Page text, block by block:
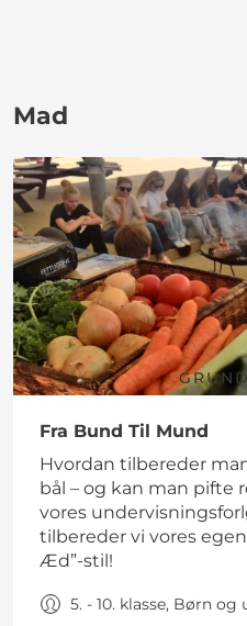
Mad
Fra Bund Til Mund
Hvordan tilbereder
bål – og kan man pifte
vores
tilbereder vi vores
Æd”-stil!
5. - 10. klasse, Børn